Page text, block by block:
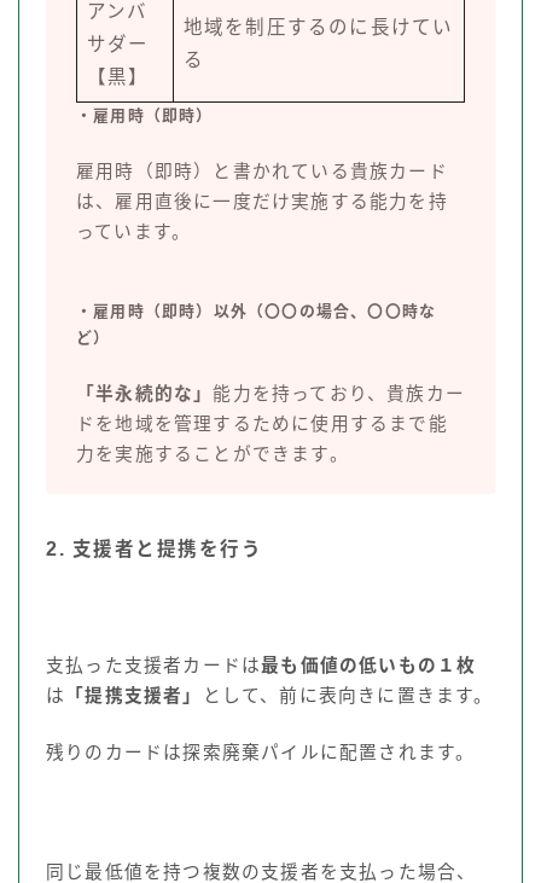
アンバ
サダー
【黒】
地域を制圧するのに長けてい
る
・雇用時（即時）
雇用時（即時）と書かれている貴族カード
は、雇用直後に一度だけ実施する能力を持
っています。
・雇用時（即時）以外（〇〇の場合、〇〇 時な
ど）
「半永続的な」能力を持っており、貴族カー
ドを地域を管理するために使用するまで能
力を実施することができます。
2. 支援者と提携を行う
支払った支援者カードは最も価値の低いもの１枚
は
「提携支援者」 として、前に表向きに置きます。
残りのカードは探索廃棄パイルに配置されます。
同じ最低値を持つ複数の支援者を支払った場合、